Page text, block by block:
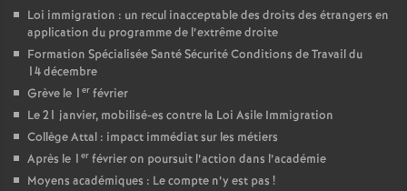
l
é
a
n
Loi immigration : un recul inacceptable des droits des étrangers en
application du programme de l’extrême droite
Formation Spécialisée Santé Sécurité Conditions de Travail du
14 décembre
Grève le 1 er février
Le 21 janvier, mobilisé-es contre la Loi Asile Immigration
Collège Attal : impact immédiat sur les métiers
Après le 1 er février on poursuit l’action dans l’académie
Moyens académiques : Le compte n’y est pas !